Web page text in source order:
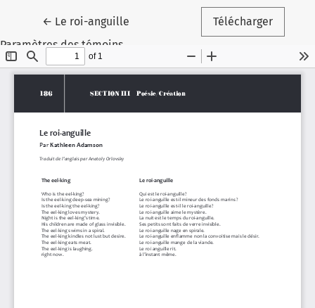
← Retourner aux renseignements sur l'article
Le roi-anguille
Télécharger
Paramètres des témoins